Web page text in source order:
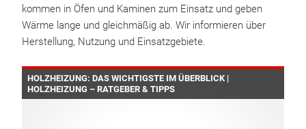
kommen in Öfen und Kaminen zum Einsatz und geben
Wärme lange und gleichmäßig ab. Wir informieren über
Herstellung, Nutzung und Einsatzgebiete.
HOLZHEIZUNG: DAS WICHTIGSTE IM ÜBERBLICK |
HOLZHEIZUNG – RATGEBER & TIPPS